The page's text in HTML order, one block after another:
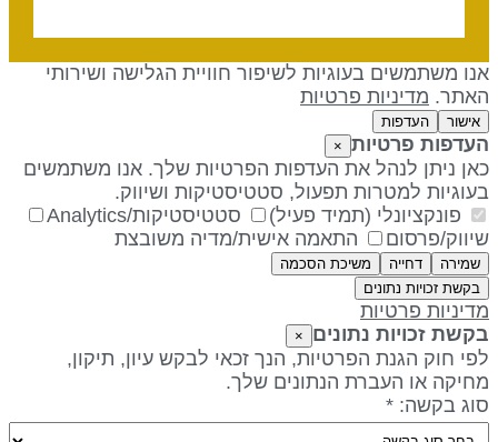
משתמשים בעוגיות לשיפור חוויית הגלישה ושירותי
מדיניות פרטיות
אישור העדפות
פרטיות ×
ניתן לנהל את העדפות הפרטיות שלך. אנו משתמשים
למטרות תפעול, סטטיסטיקות ושיווק.
פונקציונלי (תמיד פעיל)
סטטיסטיקות/Analytics
פרסום
התאמה אישית/מדיה משובצת
שמירה דחייה
משיכת הסכמה
בקשת זכויות נתונים
פרטיות
זכויות נתונים
חוק הגנת הפרטיות, הנך זכאי לבקש עיון, תיקון,
או העברת הנתונים שלך.
בקשה: *